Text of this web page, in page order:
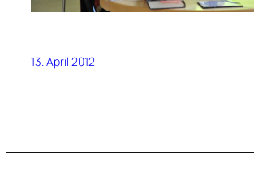
13. April 2012